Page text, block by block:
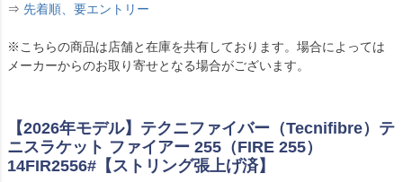
⇒ 先着順、要エントリー
※こちらの商品は店舗と在庫を共有しております。場合によっては
メーカーからのお取り寄せとなる場合がございます。
【2026年モデル】テクニファイバー（Tecnifibre）テ
ニスラケット ファイアー 255（FIRE 255）
14FIR2556#【ストリング張上げ済】